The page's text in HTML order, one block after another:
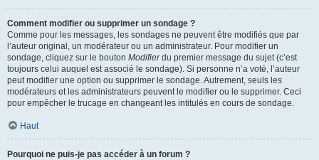
Comment modifier ou supprimer un sondage ?
Comme pour les messages, les sondages ne peuvent être modifiés que par
l’auteur original, un modérateur ou un administrateur. Pour modifier un
sondage, cliquez sur le bouton Modifierdu premier message du sujet (c’est
toujours celui auquel est associé le sondage). Si personne n’a voté, l’auteur
peut modifier une option ou supprimer le sondage. Autrement, seuls les
modérateurs et les administrateurs peuvent le modifier ou le supprimer. Ceci
pour empêcher le trucage en changeant les intitulés en cours de sondage.
Haut
Pourquoi ne puis-je pas accéder à un forum ?